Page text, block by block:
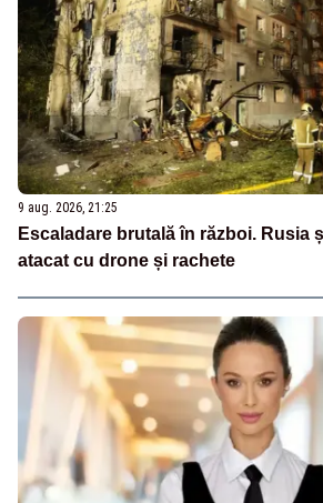
9 aug. 2026, 21:25
Escaladare brutală în război. Rusia
atacat cu drone și rachete